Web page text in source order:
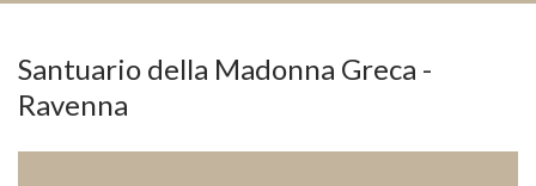
Santuario della Madonna Greca -
Ravenna